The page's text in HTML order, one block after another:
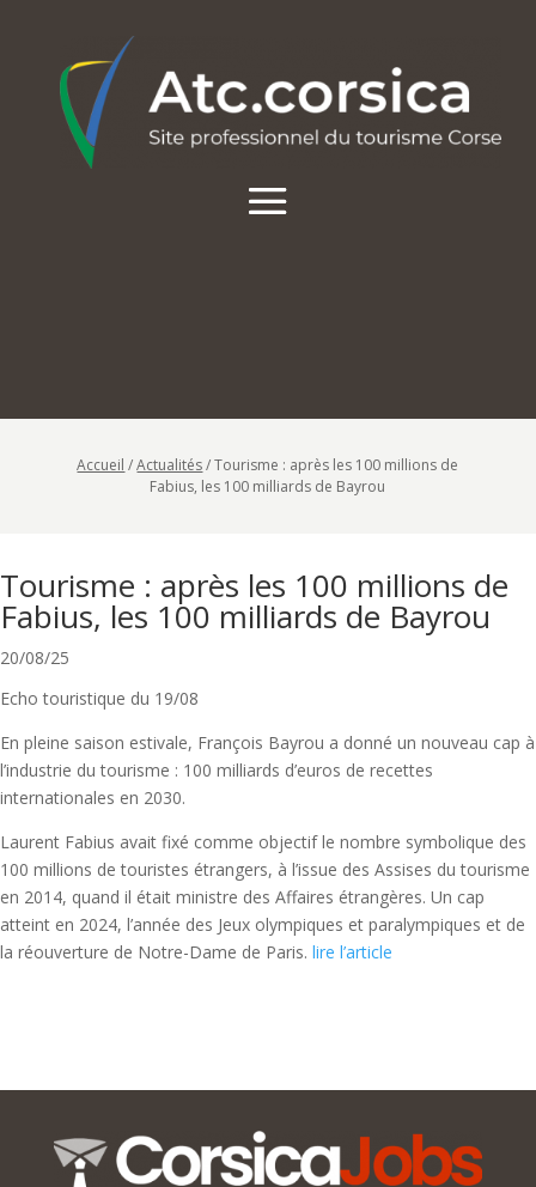
Accueil /Actualités/Tourisme : après les 100 millions de
Fabius, les 100 milliards de Bayrou
Tourisme : après les 100 millions de
Fabius, les 100 milliards de Bayrou
20/08/25
Echo touristique du 19/08
En pleine saison estivale, François Bayrou a donné un nouveau cap à
l’industrie du tourisme : 100 milliards d’euros de recettes
internationales en 2030.
Laurent Fabius avait fixé comme objectif le nombre symbolique des
100 millions de touristes étrangers, à l’issue des Assises du tourisme
en 2014, quand il était ministre des Affaires étrangères. Un cap
atteint en 2024, l’année des Jeux olympiques et paralympiques et de
la réouverture de Notre-Dame de Paris. lire l’article